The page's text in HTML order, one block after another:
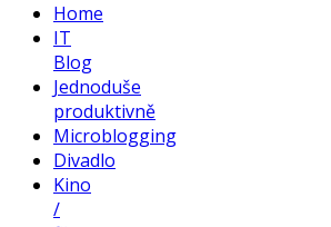
Home
IT
Blog
Jednoduše
produktivně
Microblogging
Divadlo
Kino
/